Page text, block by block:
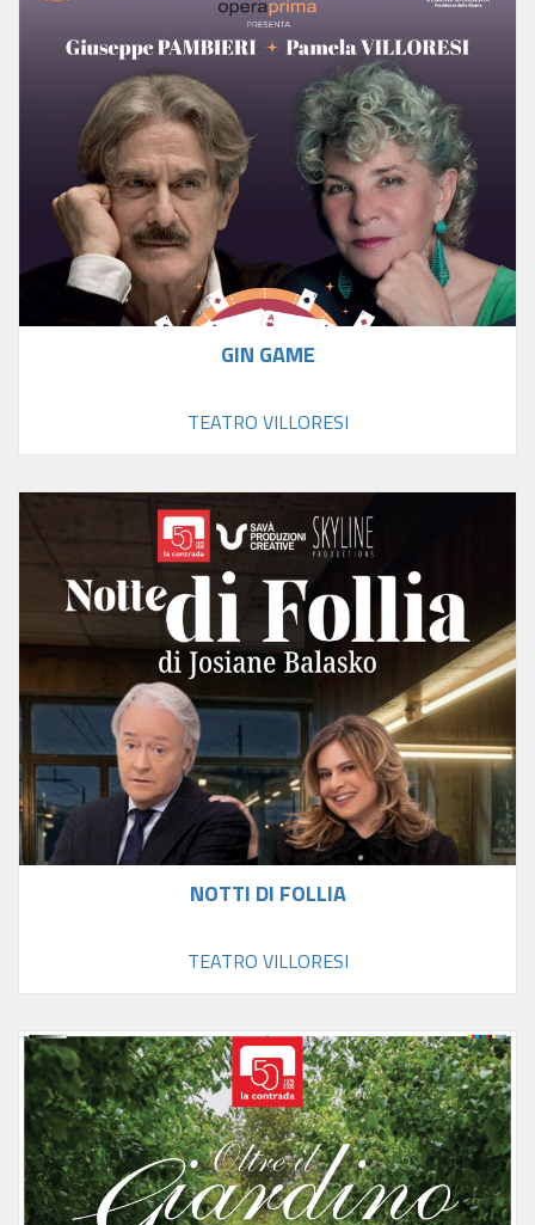
GIN GAME
TEATRO VILLORESI
NOTTI DI FOLLIA
TEATRO VILLORESI